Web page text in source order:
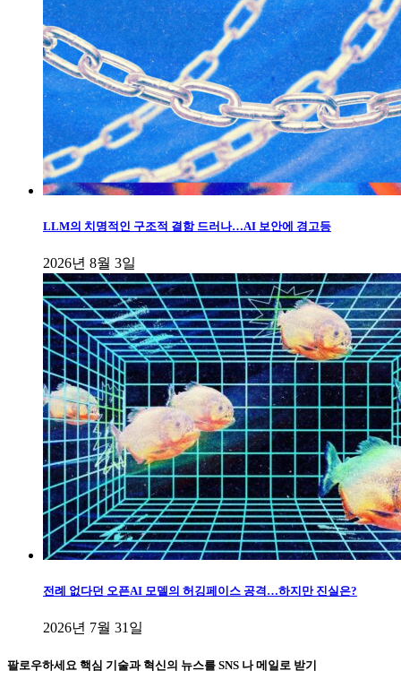
LLM의 치명적인 구조적 결함 드러나…AI 보안에 경고등
2026년 8월 3일
전례 없다던 오픈AI 모델의 허깅페이스 공격…하지만 진실은?
2026년 7월 31일
팔로우하세요 핵심 기술과 혁신의 뉴스를 SNS 나 메일로 받기